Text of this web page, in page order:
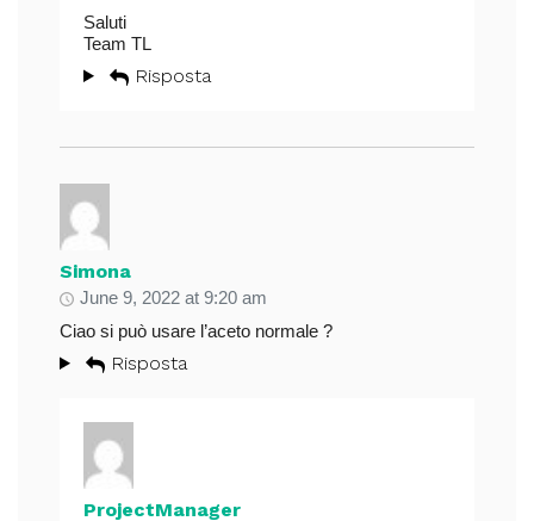
Saluti
Team TL
Risposta
Simona
June 9, 2022 at 9:20 am
Ciao si può usare l’aceto normale ?
Risposta
ProjectManager